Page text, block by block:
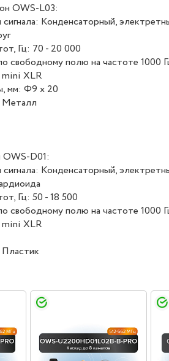
OWS-L03:
сигнала: Конденсаторный,
Гц: 70 - 20 000
свободному полю на частоте 1000
mini XLR
мм: Ф9 х 20
Металл
OWS-D01:
сигнала: Конденсаторный,
Гц: 50 - 18 500
свободному полю на частоте 1000
mini XLR